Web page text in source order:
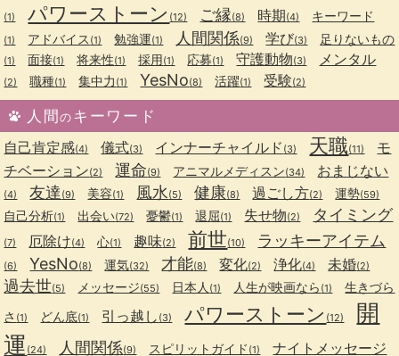
(1) パワーストーン (12) ご縁(8) 時期(4) キーワード
(1) アドバイス (1) 勉強運(1) 人間関係(9) 学び(3) 足りないもの
(1) 面接(1) 将来性(1) 採用 (1) 応募(1) 守護動物(3) メンタル
(2) 職種(1) 集中力 (1) YesNo(8) 活躍(1) 受験(2)
人間のキーワード
自己肯定感(4) 儀式(3) インナーチャイルド (3) 天職(11)
モ
チベーション(2) 運命(9) アニマルメディスン(34) おまじない
(4) 友達 (9) 美容(1) 風水(5) 健康(8) 過ごし方(2) 運勢(59)
自己分析(1) 出会い(72) 憂鬱(1) 退屈(1) 失せ物(2) タイミング
(7) 厄除け(4) 心(1) 趣味(2) 前世(10) ラッキーアイテム
(6) YesNo(8) 運気(32) 才能(8) 変化(2) 浄化(4) 未婚(2)
過去世(5) メッセージ(55) 日本人 (1) 人生が映画なら (1)
生きづら
さ (1) どん底(1) 引っ越し (3) パワーストーン (12)
開
運 (24) 人間関係(9) スピリットガイド (1) ナイトメッセージ